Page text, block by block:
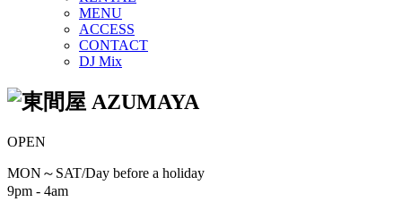
MENU
ACCESS
CONTACT
DJ Mix
OPEN
MON～SAT/Day before a holiday
9pm - 4am